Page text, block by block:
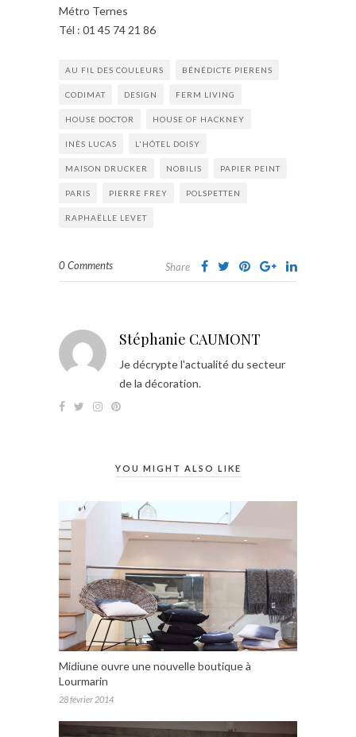
Métro Ternes
Tél : 01 45 74 21 86
AU FIL DES COULEURS BÉNÉDICTE PIERENS
CODIMAT DESIGN FERM LIVING
HOUSE DOCTOR HOUSE OF HACKNEY
INÈS LUCAS L'HÔTEL DOISY
MAISON DRUCKER NOBILIS PAPIER PEINT
PARIS PIERRE FREY POLSPETTEN
RAPHAËLLE LEVET
0 Comments Share
Stéphanie CAUMONT
Je décrypte l'actualité du secteur
de la décoration.
YOU MIGHT ALSO LIKE
Midiune ouvre une nouvelle boutique à
Lourmarin
28 février 2014